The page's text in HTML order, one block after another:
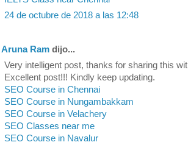
24 de octubre de 2018 a las 12:48
Aruna Ram dijo...
Very intelligent post, thanks for sharing this
Excellent post!!! Kindly keep updating.
SEO Course in Chennai
SEO Course in Nungambakkam
SEO Course in Velachery
SEO Classes near me
SEO Course in Navalur